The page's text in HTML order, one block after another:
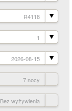
R4118
1
2026-08-15
7 nocy
Bez wyżywienia